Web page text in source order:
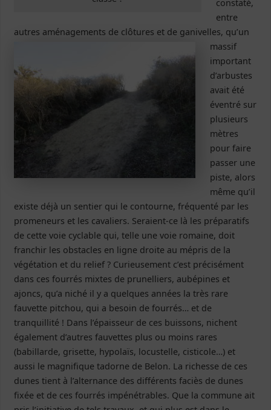
constaté,
entre
autres aménagements de clôtures et de ganivelles, qu’un
massif
important
d’arbustes
avait été
éventré sur
plusieurs
mètres
pour faire
passer une
piste, alors
même qu’il
existe déjà un sentier qui le contourne, fréquenté par les
promeneurs et les cavaliers. Seraient-ce là les préparatifs
de cette voie cyclable qui, telle une voie romaine, doit
franchir les obstacles en ligne droite au mépris de la
végétation et du relief ? Curieusement c’est précisément
dans ces fourrés mixtes de prunelliers, aubépines et
ajoncs, qu’a niché il y a quelques années la très rare
fauvette pitchou, qui a besoin de fourrés… et de
tranquillité ! Dans l’épaisseur de ces buissons, nichent
également d’autres fauvettes plus ou moins rares
(babillarde, grisette, hypolaïs, locustelle, cisticole…) et
aussi le magnifique tadorne de Belon. La richesse de ces
dunes tient à l’alternance des différents faciès de dunes
fixée et de ces fourrés impénétrables. Que la commune ait